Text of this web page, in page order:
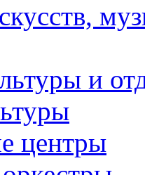
и
центры